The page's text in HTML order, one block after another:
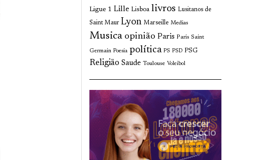
Ligue 1 Lille Lisboa livros Lusitanos de
Saint Maur Lyon Marseille Medias
Musica opinião Paris Paris Saint
Germain Poesia política PS PSD PSG
Religião Saude Toulouse Voleibol